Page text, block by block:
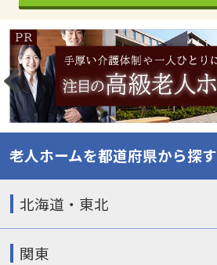
老人ホームを都道府県から探す
北海道・東北
関東